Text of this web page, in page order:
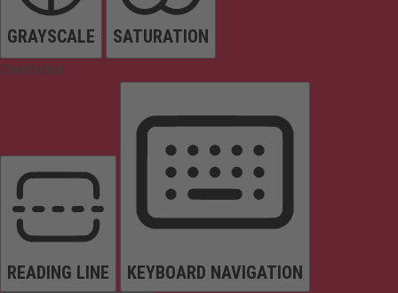
GRAYSCALE SATURATION
Orientation
READING LINE KEYBOARD NAVIGATION